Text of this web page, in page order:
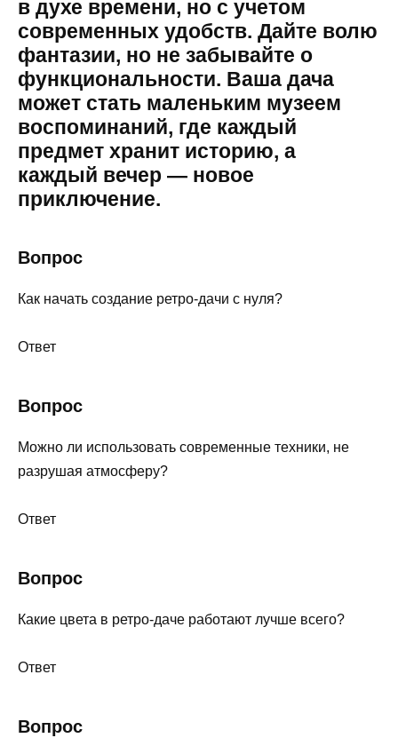
в духе времени, но с учетом
современных удобств. Дайте волю
фантазии, но не забывайте о
функциональности. Ваша дача
может стать маленьким музеем
воспоминаний, где каждый
предмет хранит историю, а
каждый вечер — новое
приключение.
Вопрос
Как начать создание ретро-дачи с нуля?
Ответ
Вопрос
Можно ли использовать современные техники, не
разрушая атмосферу?
Ответ
Вопрос
Какие цвета в ретро-даче работают лучше всего?
Ответ
Вопрос